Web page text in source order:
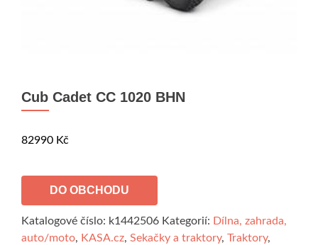
Cub Cadet CC 1020 BHN
82990 Kč
DO OBCHODU
Katalogové číslo: k1442506 Kategorií: Dílna, zahrada,
auto/moto, KASA.cz, Sekačky a traktory, Traktory,